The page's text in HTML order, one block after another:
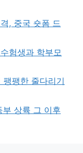
, 중국 숏폼 드
험생과 학부모
팽팽한 줄다리기
상륙 그 이후